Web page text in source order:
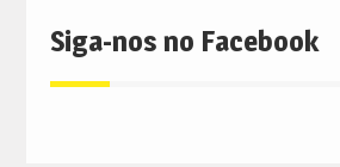
Siga-nos no Facebook